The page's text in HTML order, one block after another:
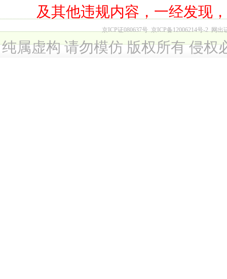
及其他违规内容，一经发现
京ICP证080637号 京ICP备12006214号-2 网出
纯属虚构 请勿模仿 版权所有 侵权